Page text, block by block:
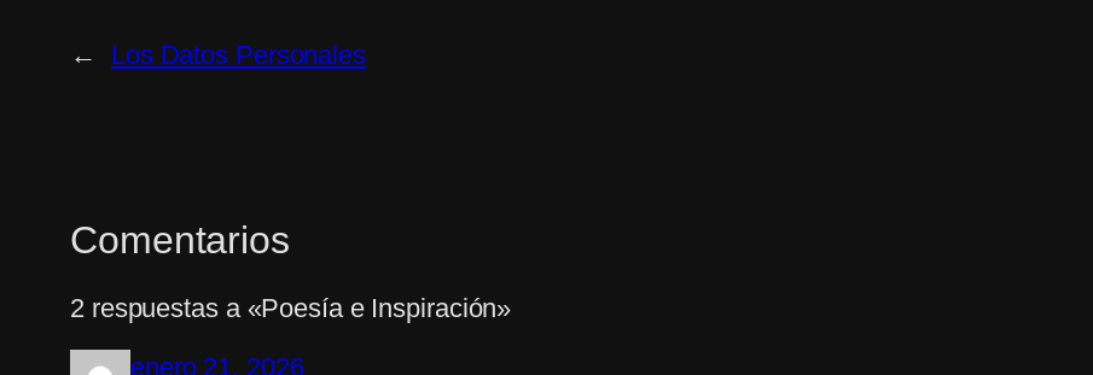
← Los Datos Personales
Comentarios
2 respuestas a «Poesía e Inspiración»
enero 21, 2026